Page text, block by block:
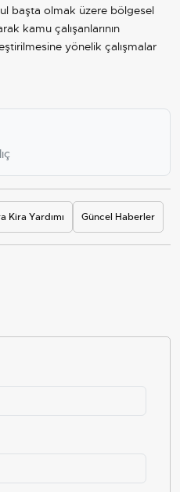
başta olmak üzere bölgesel
kamu çalışanlarının
yönelik çalışmalar
Kira Yardımı Güncel Haberler